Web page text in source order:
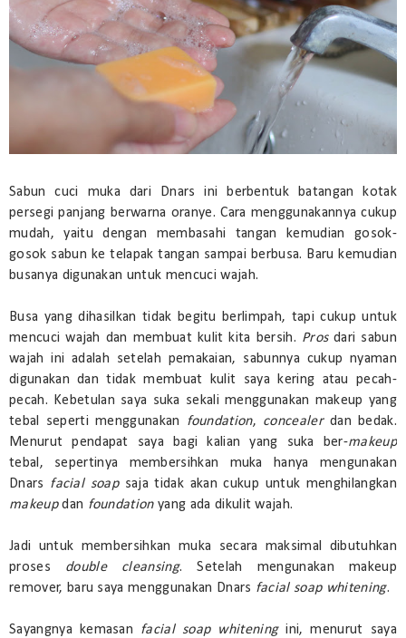
Sabun cuci muka dari Dnars ini berbentuk batangan kotak
persegi panjang berwarna oranye. Cara menggunakannya cukup
mudah, yaitu dengan membasahi tangan kemudian gosok-
gosok sabun ke telapak tangan sampai berbusa. Baru kemudian
busanya digunakan untuk mencuci wajah.
Busa yang dihasilkan tidak begitu berlimpah, tapi cukup untuk
mencuci wajah dan membuat kulit kita bersih. Prosdari sabun
wajah ini adalah setelah pemakaian, sabunnya cukup nyaman
digunakan dan tidak membuat kulit saya kering atau pecah-
pecah. Kebetulan saya suka sekali menggunakan makeup yang
tebal seperti menggunakan foundation, concealerdan bedak.
Menurut pendapat saya bagi kalian yang suka ber-makeup
tebal, sepertinya membersihkan muka hanya mengunakan
Dnars facial soapsaja tidak akan cukup untuk menghilangkan
makeupdan foundationyang ada dikulit wajah.
Jadi untuk membersihkan muka secara maksimal dibutuhkan
proses double cleansing. Setelah mengunakan makeup
remover, baru saya menggunakan Dnars facial soap whitening.
Sayangnya kemasan facial soap whiteningini, menurut saya